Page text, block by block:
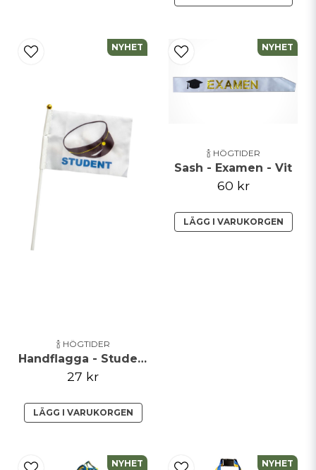
🍾 HÖGTIDER
Handflagga - Student - 6 pack
27 kr
LÄGG I VARUKORGEN
NYHET
🍾 HÖGTIDER
Sash - Examen - Vit
60 kr
LÄGG I VARUKORGEN
NYHET
NYHET NYHET